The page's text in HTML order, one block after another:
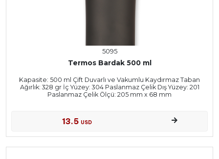
5095
Termos Bardak 500 ml
Kapasite: 500 ml Çift Duvarlı ve Vakumlu Kaydırmaz Taban
Ağırlık: 328 gr İç Yüzey: 304 Paslanmaz Çelik Dış Yüzey: 201
Paslanmaz Çelik Ölçü: 205 mm x 68 mm
13.5 USD